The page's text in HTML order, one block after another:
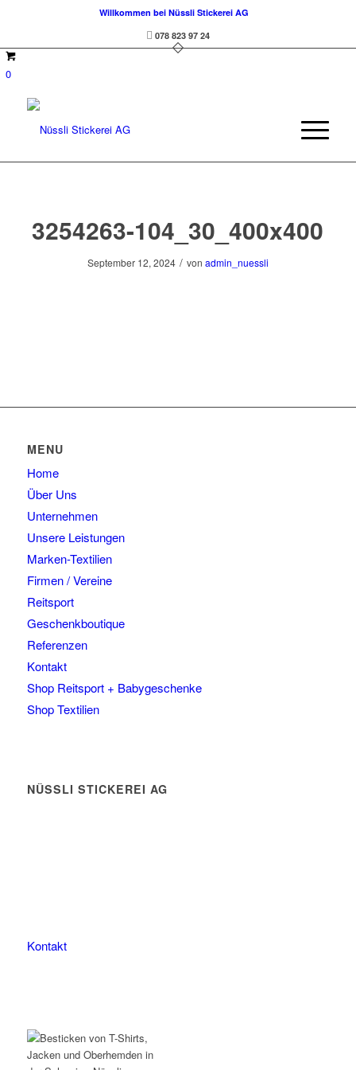
Willkommen bei Nüssli Stickerei AG
078 823 97 24
0
3254263-104_30_400x400
September 12, 2024 / von admin_nuessli
MENU
Home
Über Uns
Unternehmen
Unsere Leistungen
Marken-Textilien
Firmen / Vereine
Reitsport
Geschenkboutique
Referenzen
Kontakt
Shop Reitsport + Babygeschenke
Shop Textilien
NÜSSLI STICKEREI AG
Kontakt